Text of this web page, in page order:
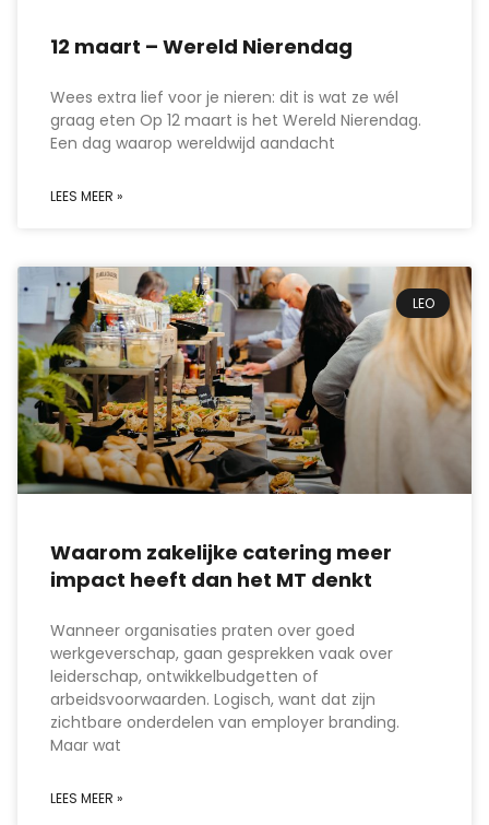
12 maart – Wereld Nierendag
Wees extra lief voor je nieren: dit is wat ze wél
graag eten Op 12 maart is het Wereld Nierendag.
Een dag waarop wereldwijd aandacht
LEES MEER »
LEO
Waarom zakelijke catering meer
impact heeft dan het MT denkt
Wanneer organisaties praten over goed
werkgeverschap, gaan gesprekken vaak over
leiderschap, ontwikkelbudgetten of
arbeidsvoorwaarden. Logisch, want dat zijn
zichtbare onderdelen van employer branding.
Maar wat
LEES MEER »